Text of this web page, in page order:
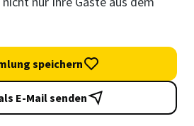
speichern
E-Mail senden